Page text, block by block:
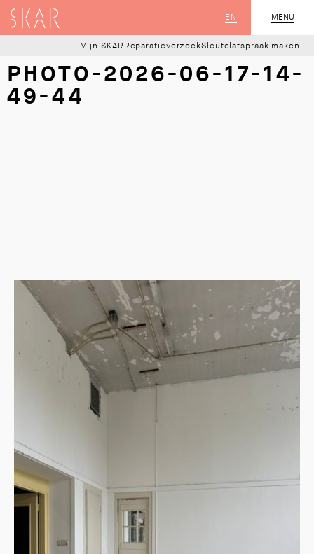
MENU
SLUIT
EN
SKAR
Mijn SKAR ReparatieverzoekSleutelafspraak maken
PHOTO-2026-06-17-14-
49-44